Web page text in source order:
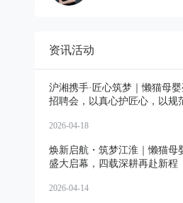
资讯活动
沪湘携手·匠心筑梦｜懒猫母
招聘会，以真心护匠心，以规
2026-04-18
焕新启航・筑梦江淮｜懒猫母
盛大启幕，四载深耕再赴新程
2026-04-14